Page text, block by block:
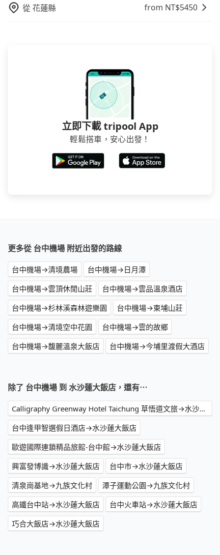
從花蓮縣 from NT$5450
立即下載 tripool App
輕鬆搭車，安心出發！
更多從 台中機場 附近出發的路線
台中機場→清境農場
台中機場→日月潭
台中機場→雲頂休閒山莊
台中機場→雲品溫泉酒店
台中機場→杉林溪森林遊樂園
台中機場→東埔山莊
台中機場→清境空中花園
台中機場→雲的故鄉
台中機場→馥麗溫泉大飯店
台中機場→今埔里渡假大酒店
除了 台中機場 到 水沙蓮大飯店，還有⋯
Calligraphy Greenway Hotel Taichung 草悟道文旅→水沙蓮大飯店
台中逢甲智選假日酒店→水沙蓮大飯店
歐遊國際連鎖精品旅館-台中館→水沙蓮大飯店
興富發博識→水沙蓮大飯店
台中市→水沙蓮大飯店
清泉崗基地→九族文化村
潭子運動公園→九族文化村
高鐵台中站→水沙蓮大飯店
台中火車站→水沙蓮大飯店
巧合大飯店→水沙蓮大飯店